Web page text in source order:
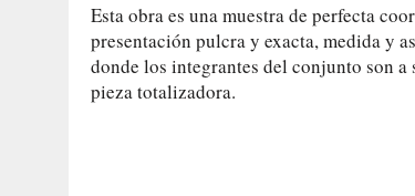
Esta obra es una muestra de perfecta
presentación pulcra y exacta, medida y
donde los integrantes del conjunto son
pieza totalizadora.